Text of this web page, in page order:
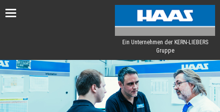
Toggle
Ein Unternehmen der KERN-LIEBERS
Gruppe